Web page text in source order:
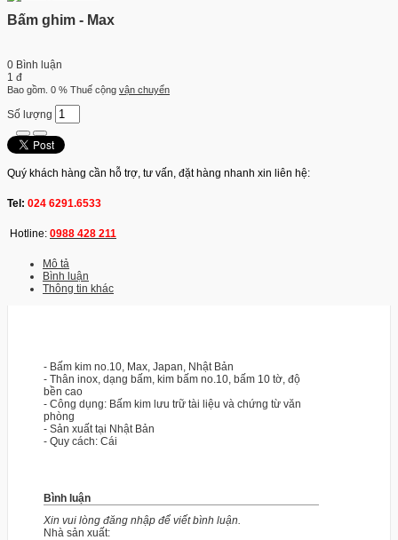
Bấm ghim - Max
0 Bình luận
1 đ
Bao gồm. 0 % Thuế cộng vận chuyển
Số lượng
Quý khách hàng cần hỗ trợ, tư vấn, đặt hàng nhanh xin liên hệ:
Tel: 024 6291.6533
Hotline: 0988 428 211
Mô tả
Bình luận
Thông tin khác
- Bấm kim no.10, Max, Japan, Nhật Bản
- Thân inox, dạng bấm, kim bấm no.10, bấm 10 tờ, độ
bền cao
- Công dụng: Bấm kim lưu trữ tài liệu và chứng từ văn
phòng
- Sản xuất tại Nhật Bản
- Quy cách: Cái
Bình luận
Xin vui lòng đăng nhập để viết bình luận.
Nhà sản xuất: